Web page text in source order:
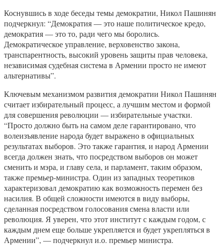
Коснувшись в ходе беседы темы демократии, Никол Пашинян
подчеркнул: “Демократия — это наше политическое кредо,
демократия — это то, ради чего мы боролись.
Демократическое управление, верховенство закона,
транспарентность, высокий уровень защиты прав человека,
независимая судебная система в Армении просто не имеют
альтернативы”.
Ключевым механизмом развития демократии Никол Пашинян
считает избирательный процесс, а лучшим местом и формой
для совершения революции — избирательные участки.
“Просто должно быть на самом деле гарантировано, что
волеизъявление народа будет выражено в официальных
результатах выборов. Это также гарантия, и народ Армении
всегда должен знать, что посредством выборов он может
сменить и мэра, и главу села, и парламент, таким образом,
также премьер-министра. Один из западных теоретиков
характеризовал демократию как возможность перемен без
насилия. В общей сложности имеются в виду выборы,
сделанная посредством голосования смена власти или
революция. Я уверен, что этот институт с каждым годом, с
каждым днем еще больше укрепляется и будет укрепляться в
Армении”, — подчеркнул и.о. премьер министра.